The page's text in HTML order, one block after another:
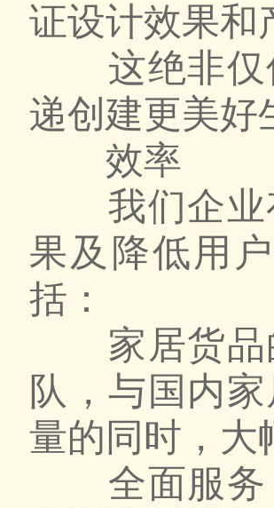
证设计效果和
这绝非仅仅
递创建更美好
效率
我们企业存
果及降低用
括：
家居货品的
队，与国内
量的同时，大
全面服务：